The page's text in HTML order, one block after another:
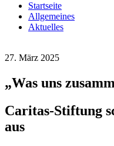
Startseite
Allgemeines
Aktuelles
27. März 2025
„Was uns
Caritas-Stiftung
aus